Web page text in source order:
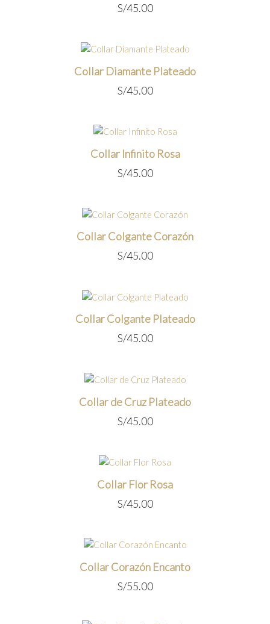
S/45.00
Collar Diamante Plateado
S/45.00
Collar Infinito Rosa
S/45.00
Collar Colgante Corazón
S/45.00
Collar Colgante Plateado
S/45.00
Collar de Cruz Plateado
S/45.00
Collar Flor Rosa
S/45.00
Collar Corazón Encanto
S/55.00